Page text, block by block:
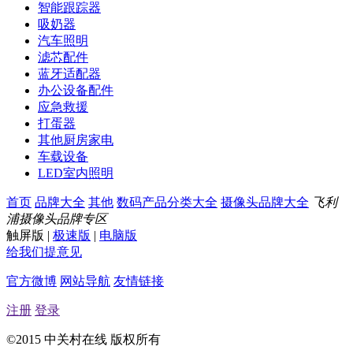
智能跟踪器
吸奶器
汽车照明
滤芯配件
蓝牙适配器
办公设备配件
应急救援
打蛋器
其他厨房家电
车载设备
LED室内照明
首页 品牌大全 其他 数码产品分类大全 摄像头品牌大全 飞利
浦摄像头品牌专区
触屏版 | 极速版 | 电脑版
给我们提意见
官方微博 网站导航 友情链接
注册 登录
©2015 中关村在线 版权所有